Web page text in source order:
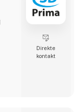
Direkte
kontakt